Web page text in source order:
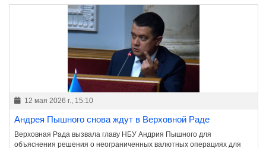
12 мая 2026 г., 15:10
Андрея Пышного снова ждут в Верховной Раде
Верховная Рада вызвала главу НБУ Андрия Пышного для
объяснения решения о неограниченных валютных операциях для